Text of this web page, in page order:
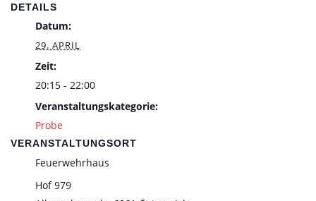
DETAILS
Datum:
29. APRIL
Zeit:
20:15 - 22:00
Veranstaltungskategorie:
Probe
VERANSTALTUNGSORT
Feuerwehrhaus
Hof 979